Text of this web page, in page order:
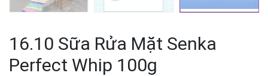
16.10 Sữa Rửa Mặt Senka
Perfect Whip 100g